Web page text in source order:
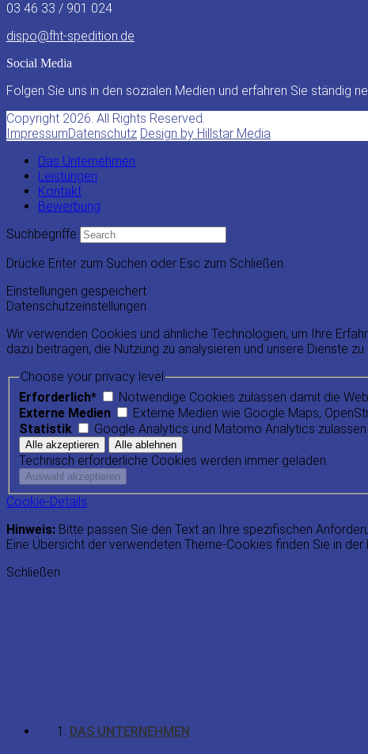
03 46 33 / 901 024
dispo@fht-spedition.de
Social Media
Folgen Sie uns in den sozialen Medien und erfahren Sie ständig
Copyright 2026. All Rights Reserved.
ImpressumDatenschutz Design by Hillstar Media
Das Unternehmen
Leistungen
Kontakt
Bewerbung
Suchbegriffe
Drücke Enter zum Suchen oder Esc zum Schließen.
Einstellungen gespeichert
Datenschutzeinstellungen
Wir verwenden Cookies und ähnliche Technologien, um Ihre
dazu beitragen, die Nutzung zu analysieren und unsere Dienste
Choose your privacy level
Erforderlich*
Notwendige Cookies zulassen damit die
Externe Medien
Externe Medien wie Google Maps,
Statistik
Google Analytics und Matomo Analytics zulassen
Technisch erforderliche Cookies werden immer geladen.
Cookie-Details
Hinweis: Bitte passen Sie den Text an Ihre spezifischen
Eine Übersicht der verwendeten Theme-Cookies finden Sie in
Schließen
DAS UNTERNEHMEN